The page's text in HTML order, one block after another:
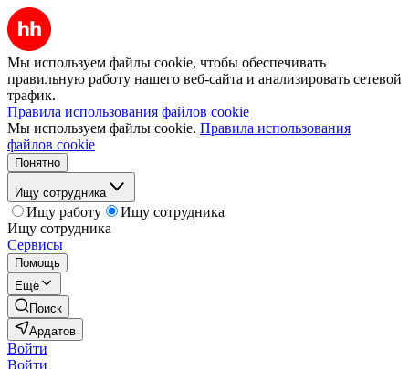
Мы используем файлы cookie, чтобы обеспечивать
правильную работу нашего веб-сайта и анализировать сетевой
трафик.
Правила использования файлов cookie
Мы используем файлы cookie. Правила использования
файлов cookie
Понятно
Ищу сотрудника
Ищу работу
Ищу сотрудника
Ищу сотрудника
Сервисы
Помощь
Ещё
Поиск
Ардатов
Войти
Войти